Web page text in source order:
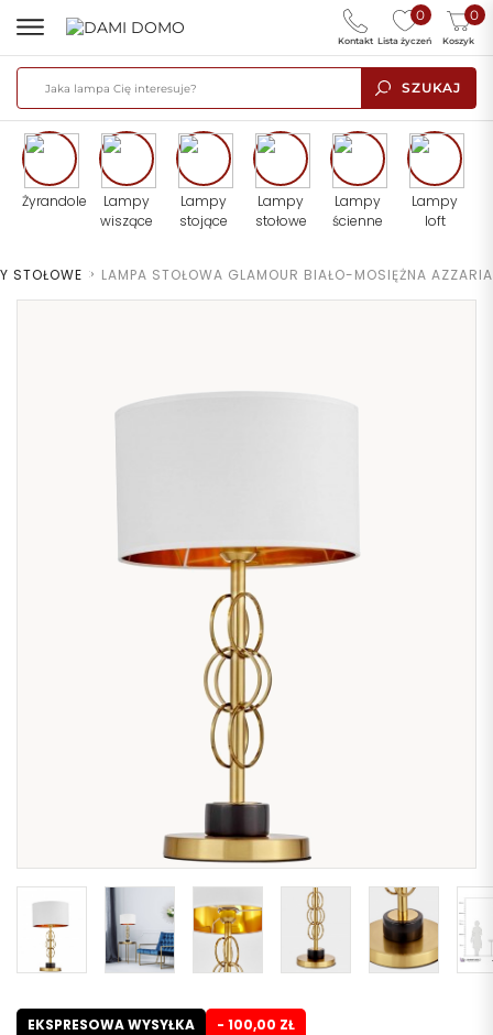
SZUKAJ
0
Lista życzeń
0
Koszyk
Kontakt
Żyrandole
Lampy
wiszące
Lampy
stojące
Lampy
stołowe
Lampy
ścienne
Lampy
loft
STOŁOWE > LAMPA STOŁOWA GLAMOUR BIAŁO-MOSIĘŻNA AZZARIA
EKSPRESOWA WYSYŁKA - 100,00 ZŁ